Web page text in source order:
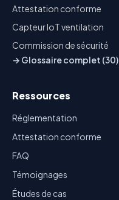
Attestation conforme
Capteur IoT ventilation
Commission de sécurité
→ Glossaire complet (30)
Ressources
Réglementation
Attestation conforme
FAQ
Témoignages
Études de cas